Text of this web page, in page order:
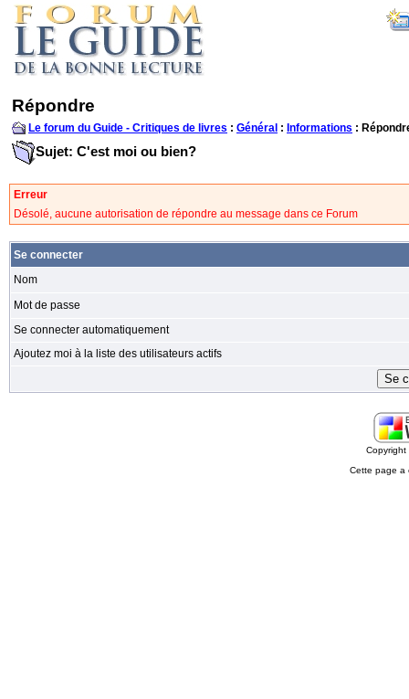
Répondre
Le forum du Guide - Critiques de livres : Général : Informations :
Sujet: C'est moi ou bien?
Erreur
Désolé, aucune autorisation de répondre au message dans ce Forum
Se connecter
Nom
Mot de passe
Se connecter automatiquement
Ajoutez moi à la liste des utilisateurs actifs
Cette page a